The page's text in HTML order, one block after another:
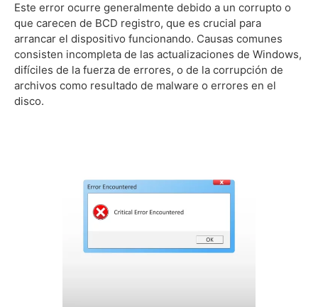
Este error ocurre generalmente debido a un corrupto o
que carecen de BCD registro, que es crucial para
arrancar el dispositivo funcionando. Causas comunes
consisten incompleta de las actualizaciones de Windows,
difíciles de la fuerza de errores, o de la corrupción de
archivos como resultado de malware o errores en el
disco.